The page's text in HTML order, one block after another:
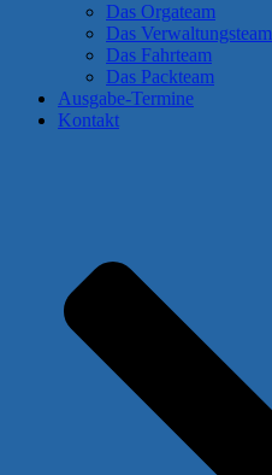
Das Orgateam
Das Verwaltungsteam
Das Fahrteam
Das Packteam
Ausgabe-Termine
Kontakt